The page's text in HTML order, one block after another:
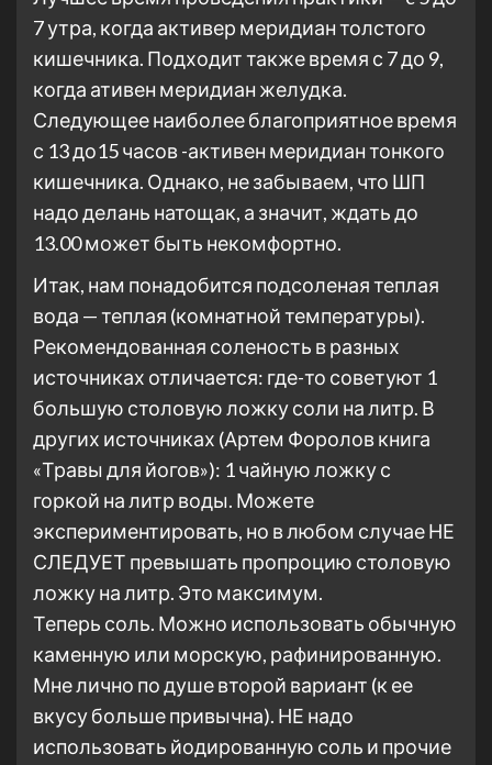
7 утра, когда активер меридиан толстого
кишечника. Подходит также время с 7 до 9,
когда ативен меридиан желудка.
Следующее наиболее благоприятное время
с 13 до15 часов -активен меридиан тонкого
кишечника. Однако, не забываем, что ШП
надо делань натощак, а значит, ждать до
13.00 может быть некомфортно.
Итак, нам понадобится подсоленая теплая
вода — теплая (комнатной температуры).
Рекомендованная соленость в разных
источниках отличается: где-то советуют 1
большую столовую ложку соли на литр. В
других источниках (Артем Форолов книга
«Травы для йогов»): 1 чайную ложку с
горкой на литр воды. Можете
экспериментировать, но в любом случае НЕ
СЛЕДУЕТ превышать пропроцию столовую
ложку на литр. Это максимум.
Теперь соль. Можно использовать обычную
каменную или морскую, рафинированную.
Мне лично по душе второй вариант (к ее
вкусу больше привычна). НЕ надо
использовать йодированную соль и прочие